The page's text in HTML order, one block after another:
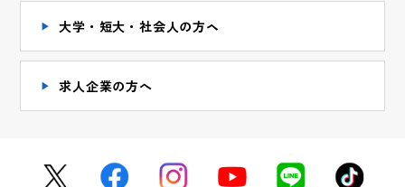
大学・短大・社会人の方ヘ
求人企業の方へ